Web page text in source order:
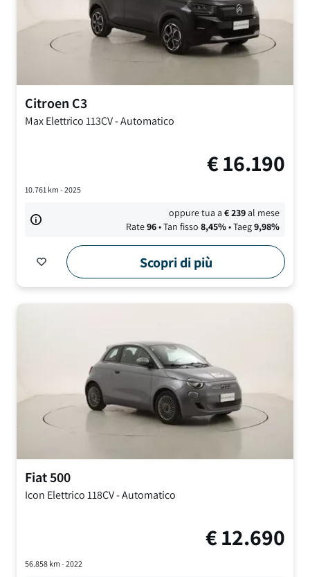
Citroen C3
MaxElettrico 113CV-Automatico
€16.190
10.761 km - 2025
oppure tua a€239al mese
Rate96• Tan fisso 8,45%• Taeg9,98%
Scopri di più
Fiat500
Icon Elettrico 118CV-Automatico
€12.690
56.858km - 2022